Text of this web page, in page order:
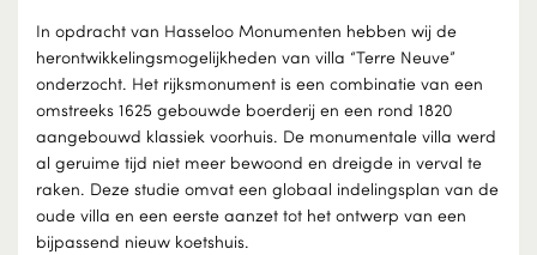
In opdracht van Hasseloo Monumenten hebben wij de
herontwik­kelingsmogelijkheden van villa “Terre Neuve”
onder­zocht. Het rijksmonument is een combinatie van een
omstreeks 1625 gebouwde boerderij en een rond 1820
aangebouwd klassiek voorhuis. De monumentale villa werd
al geruime tijd niet meer bewoond en dreigde in verval te
raken. Deze studie omvat een globaal indelingsplan van de
oude villa en een eerste aanzet tot het ontwerp van een
bijpassend nieuw koetshuis.